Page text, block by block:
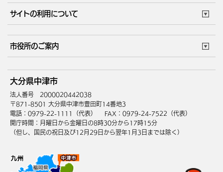
サイトの利用について
サイトマップ
市役所のご案内
庁舎地図 組織案内
中津市へのアクセス
大分県中津市
法人番号 2000020442038
〒871-8501 大分県中津市豊田町14番地3
電話：0979-22-1111（代表）
FAX：0979-24-7522（代表）
開庁時間：月曜日から金曜日の8時30分から17時15分
（但し、国民の祝日及び12月29日から翌年1月3日までは除く）